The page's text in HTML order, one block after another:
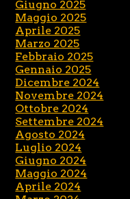
Giugno 2025
Maggio 2025
Aprile 2025
Marzo 2025
Febbraio 2025
Gennaio 2025
Dicembre 2024
Novembre 2024
Ottobre 2024
Settembre 2024
Agosto 2024
Luglio 2024
Giugno 2024
Maggio 2024
Aprile 2024